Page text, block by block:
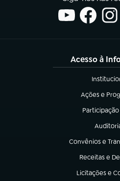
Acesso à
(abre em
Ações e
(abre em
Participação
(abre em
(abre
Convênios e
(abre em nova
Receitas e
(abre em
Licitações e
(abre em